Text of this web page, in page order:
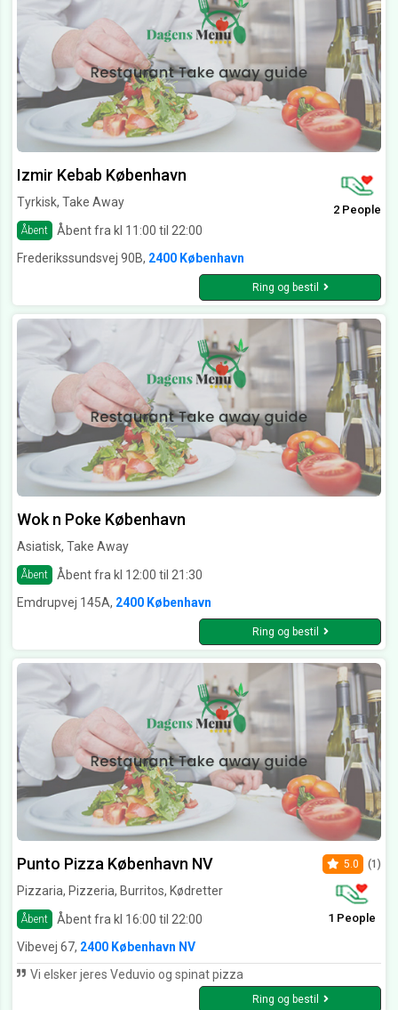
Izmir Kebab København
Tyrkisk, Take Away
Åbent Åbent fra kl 11:00 til 22:00
2 People
Frederikssundsvej 90B, 2400 København
Ring og bestil
Wok n Poke København
Asiatisk, Take Away
Åbent
Åbent fra kl 12:00 til 21:30
Emdrupvej 145A, 2400 København
Ring og bestil
Punto Pizza København NV
Pizzaria, Pizzeria, Burritos, Kødretter
Åbent Åbent fra kl 16:00 til 22:00
5.0 (1)
1 People
Vibevej 67, 2400 København NV
Vi elsker jeres Veduvio og spinat pizza
Ring og bestil